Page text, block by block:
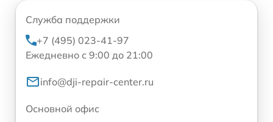
Служба поддержки
+7 (495) 023-41-97
Ежедневно с 9:00 до 21:00
info@dji-repair-center.ru
Основной офис